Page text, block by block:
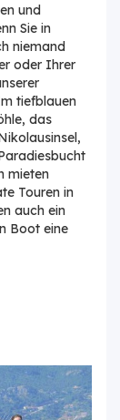
und
Sie in
niemand
oder Ihrer
tiefblauen
das
mieten
Touren in
auch ein
Boot eine